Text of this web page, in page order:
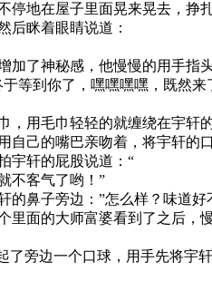
地在屋子里面晃来晃去，挣
后眯着眼睛说道：
了神秘感，他慢慢的用手指
等到你了，嘿嘿嘿嘿，既然
用毛巾轻轻的就缠绕在宇轩
己的嘴巴亲吻着，将宇轩的
宇轩的屁股说道：“
不客气了哟！”
鼻子旁边：”怎么样？味道好
面的大师富婆看到了之后，
旁边一个口球，用手先将